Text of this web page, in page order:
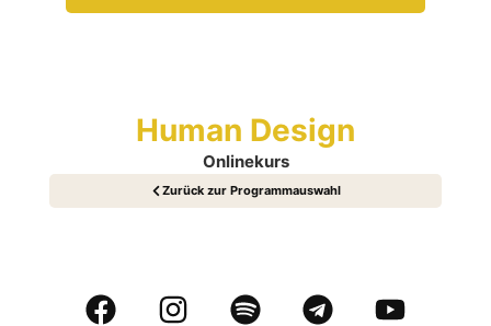
Human Design
Onlinekurs
Zurück zur Programmauswahl